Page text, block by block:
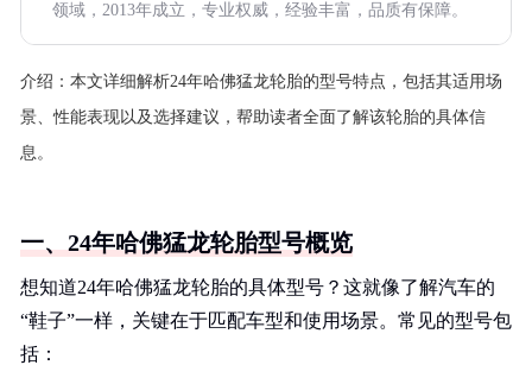
领域，2013年成立，专业权威，经验丰富，品质有保障。
介绍： 本文详细解析24年哈佛猛龙轮胎的型号特点，包括其适用场
景、性能表现以及选择建议，帮助读者全面了解该轮胎的具体信
息。
一、24年哈佛猛龙轮胎型号概览
想知道24年哈佛猛龙轮胎的具体型号？这就像了解汽车的
“鞋子”一样，关键在于匹配车型和使用场景。常见的型号包
括：